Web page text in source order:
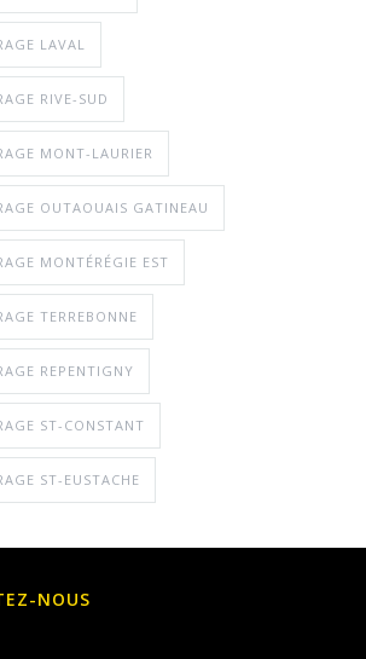
LAVAL
RIVE-SUD
MONT-LAURIER
OUTAOUAIS GATINEAU
MONTÉRÉGIE EST
TERREBONNE
REPENTIGNY
ST-CONSTANT
ST-EUSTACHE
NOUS